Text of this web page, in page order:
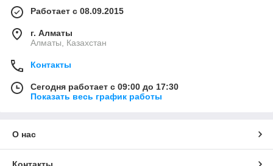
Работает с 08.09.2015
г. Алматы
Алматы, Казахстан
Контакты
Сегодня работает с 09:00 до 17:30
Показать весь график работы
О нас